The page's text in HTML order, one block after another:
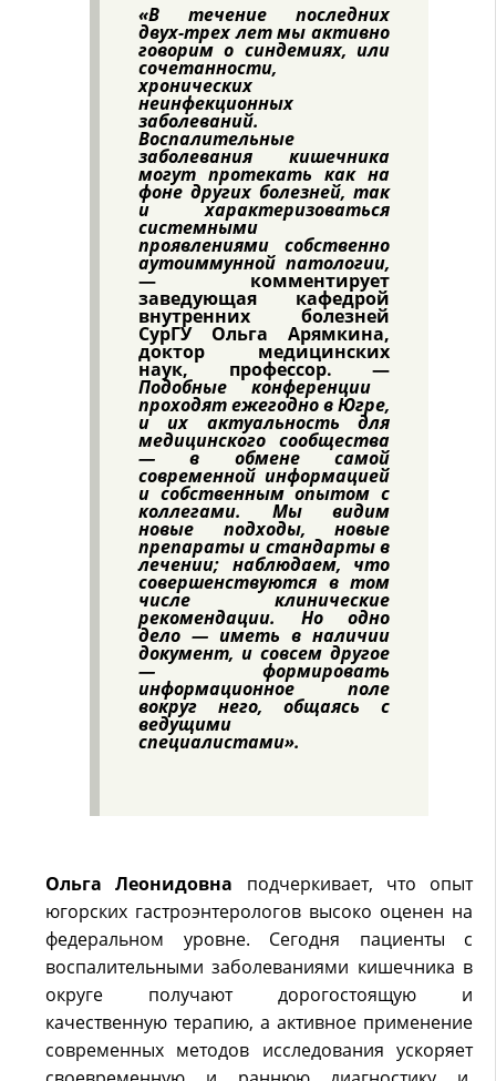
«В течение последних
двух-трех лет мы активно
говорим о синдемиях, или
сочетанности,
хронических
неинфекционных
заболеваний.
Воспалительные
заболевания кишечника
могут протекать как на
фоне других болезней, так
и характеризоваться
системными
проявлениями собственно
аутоиммунной патологии,
— комментирует
заведующая кафедрой
внутренних болезней
СурГУ Ольга Арямкина,
доктор медицинских
наук, профессор. —
Подобные конференции
проходят ежегодно в Югре,
и их актуальность для
медицинского сообщества
— в обмене самой
современной информацией
и собственным опытом с
коллегами. Мы видим
новые подходы, новые
препараты и стандарты в
лечении; наблюдаем, что
совершенствуются в том
числе клинические
рекомендации. Но одно
дело — иметь в наличии
документ, и совсем другое
— формировать
информационное поле
вокруг него, общаясь с
ведущими
специалистами».
Ольга Леонидовна подчеркивает, что опыт
югорских гастроэнтерологов высоко оценен на
федеральном уровне. Сегодня пациенты с
воспалительными заболеваниями кишечника в
округе получают дорогостоящую и
качественную терапию, а активное применение
современных методов исследования ускоряет